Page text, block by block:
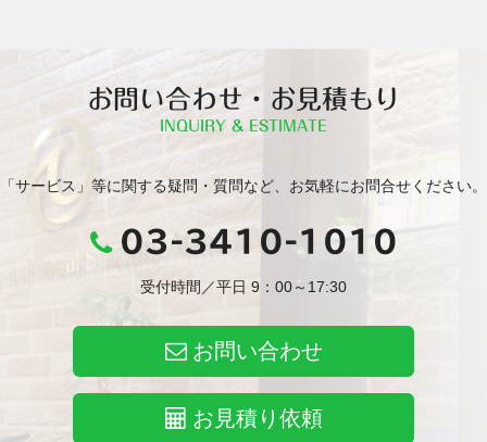
お問い合わせ・お見積もり
INQUIRY & ESTIMATE
「サービス」等に関する疑問・質問など、お気軽にお問合せください。
03-3410-1010
受付時間／平日 9：00～17:30
お問い合わせ
お見積り依頼